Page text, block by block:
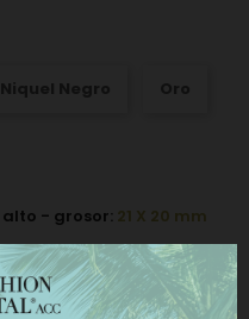
- grosor: 21 X 20 mm